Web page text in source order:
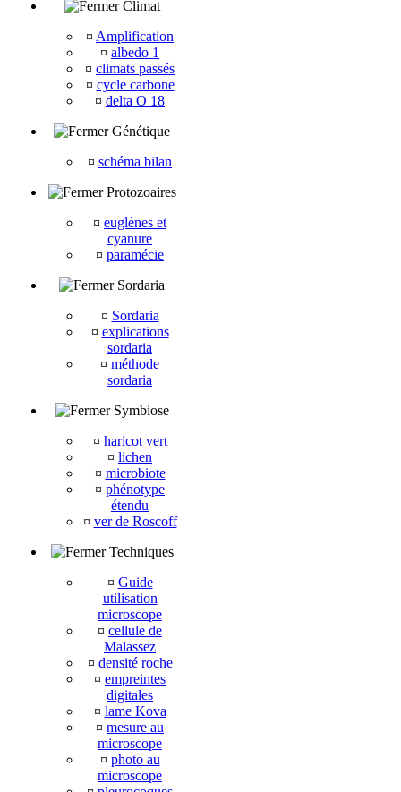
Climat
¤ Amplification
¤ albedo 1
¤ climats passés
¤ cycle carbone
¤ delta O 18
Génétique
¤ schéma bilan
Protozoaires
¤ euglènes et
cyanure
¤ paramécie
Sordaria
¤ Sordaria
¤ explications
sordaria
¤ méthode
sordaria
Symbiose
¤ haricot vert
¤ lichen
¤ microbiote
¤ phénotype
étendu
¤ ver de Roscoff
Techniques
¤ Guide
utilisation
microscope
¤ cellule de
Malassez
¤ densité roche
¤ empreintes
digitales
¤ lame Kova
¤ mesure au
microscope
¤ photo au
microscope